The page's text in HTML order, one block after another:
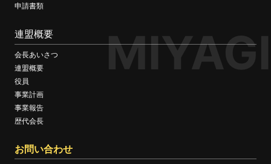
MIYAGI
申請書類
連盟概要
会長あいさつ
連盟概要
役員
事業計画
事業報告
歴代会長
お問い合わせ